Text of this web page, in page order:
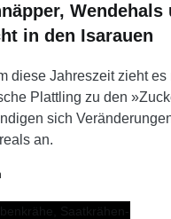
Wendehals
in den Isarauen
diese Jahreszeit zieht es
Plattling zu den
sich
an.